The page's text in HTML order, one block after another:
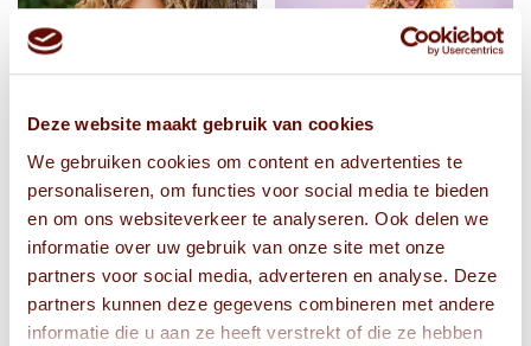
Deze website maakt gebruik van cookies
We gebruiken cookies om content en advertenties te
personaliseren, om functies voor social media te bieden
en om ons websiteverkeer te analyseren. Ook delen we
informatie over uw gebruik van onze site met onze
partners voor social media, adverteren en analyse. Deze
partners kunnen deze gegevens combineren met andere
informatie die u aan ze heeft verstrekt of die ze hebben